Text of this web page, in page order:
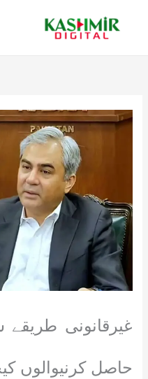
غیرقانونی
حاصل کرنیوالوں